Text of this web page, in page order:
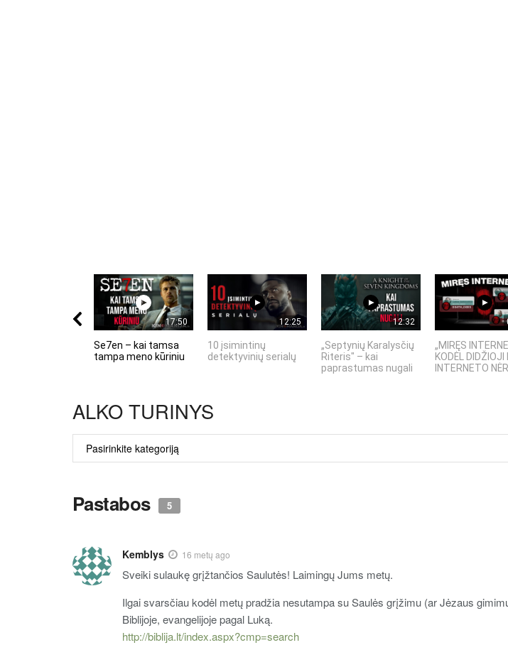
17:50
Se7en – kai tamsa
tampa meno kūriniu
12:25
10 įsimintinų
detektyvinių serialų
12:32
„Septynių Karalysčių
Riteris" – kai
paprastumas nugali
„MIRĘS
KODĖL DIDŽIOJI
INTERNETO
ALKO TURINYS
ALKO
TURINYS
Pastabos 5
Kemblys 16 metų ago
Sveiki sulaukę grįžtančios Saulutės! Laimingų Jums metų.
Ilgai svarsčiau kodėl metų pradžia nesutampa su Saulės grįžimu (ar Jėzaus
Biblijoje, evangelijoje pagal Luką.
http://biblija.lt/index.aspx?cmp=search